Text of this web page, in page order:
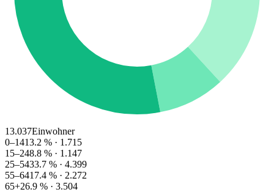
13.037Einwohner
0–1413.2 % · 1.715
15–248.8 % · 1.147
25–5433.7 % · 4.399
55–6417.4 % · 2.272
65+26.9 % · 3.504